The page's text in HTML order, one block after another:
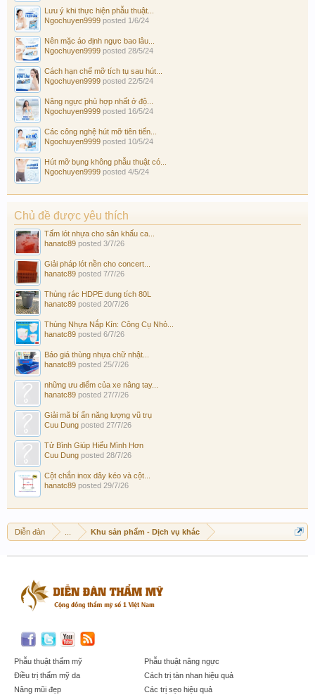
Lưu ý khi thực hiện phẫu thuật...
Ngochuyen9999 posted 1/6/24
Nên mặc áo định ngực bao lâu...
Ngochuyen9999 posted 28/5/24
Cách hạn chế mỡ tích tụ sau hút...
Ngochuyen9999 posted 22/5/24
Nâng ngực phù hợp nhất ở độ...
Ngochuyen9999 posted 16/5/24
Các công nghệ hút mỡ tiên tiến...
Ngochuyen9999 posted 10/5/24
Hút mỡ bụng không phẫu thuật có...
Ngochuyen9999 posted 4/5/24
Chủ đề được yêu thích
Tấm lót nhựa cho sân khấu ca...
hanatc89 posted 3/7/26
Giải pháp lót nền cho concert...
hanatc89 posted 7/7/26
Thùng rác HDPE dung tích 80L
hanatc89 posted 20/7/26
Thùng Nhựa Nắp Kín: Công Cụ Nhỏ...
hanatc89 posted 6/7/26
Báo giá thùng nhựa chữ nhật...
hanatc89 posted 25/7/26
những ưu điểm của xe nâng tay...
hanatc89 posted 27/7/26
Giải mã bí ẩn năng lượng vũ trụ
Cuu Dung posted 27/7/26
Tử Bình Giúp Hiểu Mình Hơn
Cuu Dung posted 28/7/26
Cột chắn inox dây kéo và cột...
hanatc89 posted 29/7/26
Diễn đàn Khu sản phẩm - Dịch vụ khác
Phẫu thuật thẩm mỹ
Điều trị thẩm mỹ da
Nâng mũi đẹp
Phẫu thuật nâng ngực
Cách trị tàn nhan hiệu quả
Các trị sẹo hiệu quả